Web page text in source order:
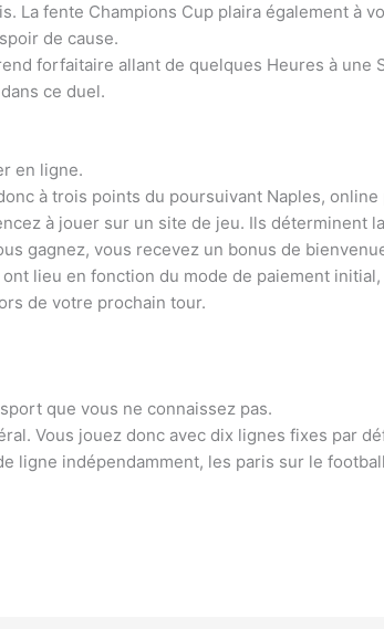
La fente Champions Cup plaira également à
de cause.
forfaitaire allant de quelques Heures à une
ce duel.
en ligne.
à trois points du poursuivant Naples, online
à jouer sur un site de jeu. Ils déterminent
gagnez, vous recevez un bonus de
lieu en fonction du mode de paiement
de votre prochain tour.
que vous ne connaissez pas.
Vous jouez donc avec dix lignes fixes par
ligne indépendamment, les paris sur le